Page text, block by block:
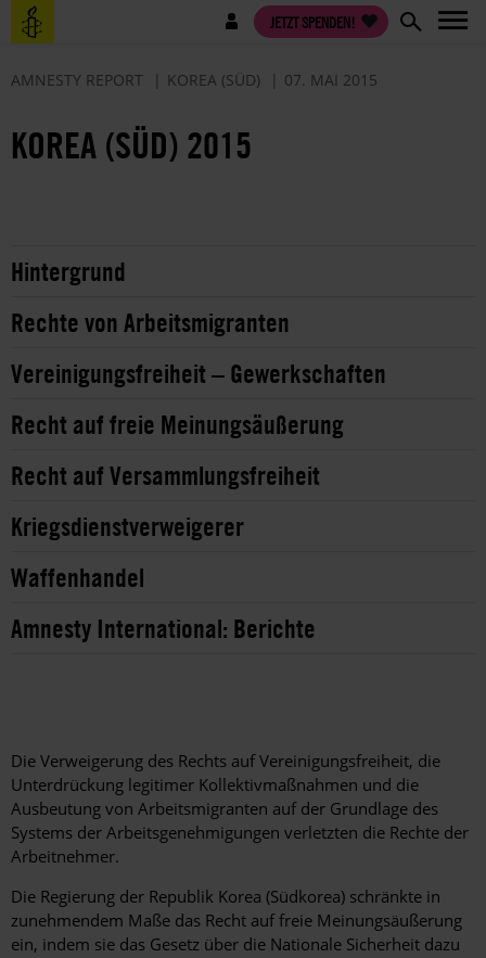
Direkt
zum
Benutzermenü JETZT SPENDEN!
AMNESTY REPORT KOREA (SÜD) 07. MAI 2015
KOREA (SÜD) 2015
Hintergrund
Rechte von Arbeitsmigranten
Vereinigungsfreiheit – Gewerkschaften
Recht auf freie Meinungsäußerung
Recht auf Versammlungsfreiheit
Kriegsdienstverweigerer
Waffenhandel
Amnesty International: Berichte
Die Verweigerung des Rechts auf Vereinigungsfreiheit, die
Unterdrückung legitimer Kollektivmaßnahmen und die
Ausbeutung von Arbeitsmigranten auf der Grundlage des
Systems der Arbeitsgenehmigungen verletzten die Rechte der
Arbeitnehmer.
Die Regierung der Republik Korea (Südkorea) schränkte in
zunehmendem Maße das Recht auf freie Meinungsäußerung
ein, indem sie das Gesetz über die Nationale Sicherheit dazu